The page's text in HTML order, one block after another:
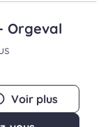
Orgeval
Voir plus